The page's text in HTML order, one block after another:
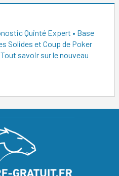
Quinté Expert • Base
Solides et Coup de Poker
Tout savoir sur le nouveau